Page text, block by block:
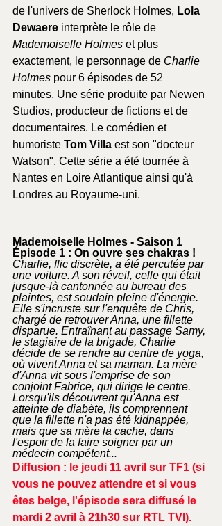
de l'univers de Sherlock Holmes, Lola
Dewaere interprète le rôle de
Mademoiselle Holmes et plus
exactement, le personnage de Charlie
Holmes pour 6 épisodes de 52
minutes. Une série produite par Newen
Studios, producteur de fictions et de
documentaires. Le comédien et
humoriste Tom Villa est son "docteur
Watson". Cette série a été tournée à
Nantes en Loire Atlantique ainsi qu'à
Londres au Royaume-uni.
Mademoiselle Holmes - Saison 1
Épisode 1 : On ouvre ses chakras !
Charlie, flic discrète, a été percutée par
une voiture. A son réveil, celle qui était
jusque-là cantonnée au bureau des
plaintes, est soudain pleine d'énergie.
Elle s'incruste sur l'enquête de Chris,
chargé de retrouver Anna, une fillette
disparue. Entraînant au passage Samy,
le stagiaire de la brigade, Charlie
décide de se rendre au centre de yoga,
où vivent Anna et sa maman. La mère
d'Anna vit sous l'emprise de son
conjoint Fabrice, qui dirige le centre.
Lorsqu'ils découvrent qu'Anna est
atteinte de diabète, ils comprennent
que la fillette n'a pas été kidnappée,
mais que sa mère la cache, dans
l'espoir de la faire soigner par un
médecin compétent...
Diffusion : le jeudi 11 avril sur TF1 (si
vous ne pouvez attendre et si vous
êtes belge, l'épisode sera diffusé le
mardi 2 avril à 21h30 sur RTL TVI ).